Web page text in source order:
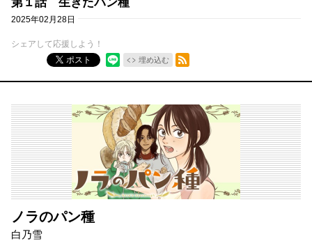
2025年02月28日
シェアして応援しよう！
ポスト
埋め込む
RSSフィード
ノラのパン種
白乃雪